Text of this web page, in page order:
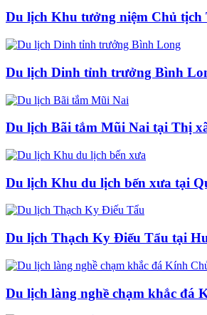
Du lịch Khu tưởng niệm Chủ
Du lịch Dinh tỉnh trưởng Bình
Du lịch Bãi tắm Mũi Nai tại Thị
Du lịch Khu du lịch bến xưa tại
Du lịch Thạch Ky Điếu Tẩu tại
Du lịch làng nghề chạm khắc